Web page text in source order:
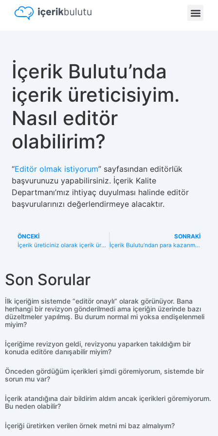
İçerik Bulutu’nda
içerik üreticisiyim.
Nasıl editör
olabilirim?
“Editör olmak istiyorum” sayfasından editörlük
başvurunuzu yapabilirsiniz. İçerik Kalite
Departmanı’mız ihtiyaç duyulması halinde editör
başvurularınızı değerlendirmeye alacaktır.
ÖNCEKİ
İçerik üreticiniz olarak içerik üretimine günde ne kadar vakit ayırmalıyım?
SONRAKİ
İçerik Bulutu’ndan para kazanmam durumunda vergilendirme nasıl yapılıyor?
Son Sorular
İlk içeriğim sistemde “editör onaylı” olarak görünüyor. Bana
herhangi bir revizyon gönderilmedi ama içeriğin üzerinde bazı
düzeltmeler yapılmış. Bu durum normal mi yoksa endişelenmeli
miyim?
İçeriğime revizyon geldi, revizyonu yaparken takıldığım bir
konuda editöre danışabilir miyim?
Önceden gördüğüm içerikleri şimdi göremiyorum, sistemde bir
sorun mu var?
İçerik atandığına dair bildirim aldım ancak içerikleri göremiyorum.
Bu neden olabilir?
İçeriği üretirken verilen örnek metni mi baz almalıyım?